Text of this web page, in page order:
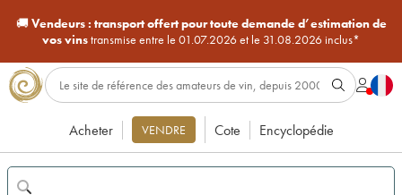
🚚Vendeurs : transport offert pour toute demande d’estimation de
vos vinstransmise entre le 01.07.2026 et le 31.08.2026 inclus*
Acheter VENDRE Cote Encyclopédie